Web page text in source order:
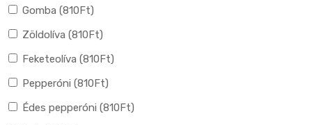
Gomba (810Ft)
Zöldolíva (810Ft)
Feketeolíva (810Ft)
Pepperóni (810Ft)
Édes pepperóni (810Ft)